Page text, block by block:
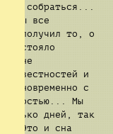
собраться...
Мы все
я получил то, о
не
и
одновременно с
Мы
дней, так
Это и сна